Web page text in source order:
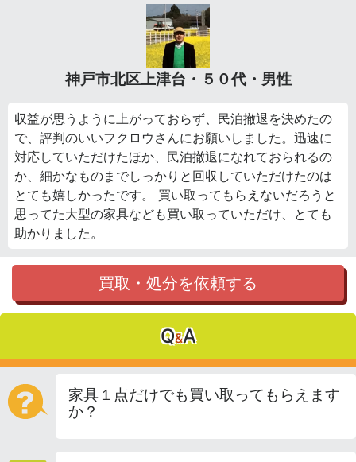
神戸市北区上津台・５０代・男性
収益が思うように上がっておらず、民泊撤退を決めたの
で、評判のいいフクロウさんにお願いしました。迅速に
対応していただけたほか、民泊撤退になれておられるの
か、細かなものまでしっかりと回収していただけたのは
とても嬉しかったです。 買い取ってもらえないだろうと
思ってた大型の家具なども買い取っていただけ、とても
助かりました。
買取・処分を依頼する
Q&A
家具１点だけでも買い取ってもらえます
か？